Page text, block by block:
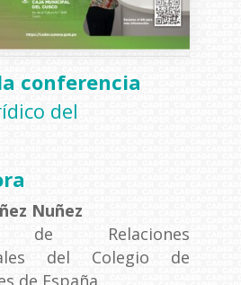
conferencia
del
Nuñez
de Relaciones
del Colegio de
de España